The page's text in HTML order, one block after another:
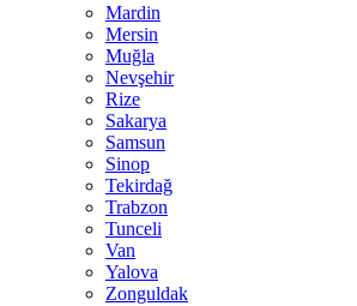
Mardin
Mersin
Muğla
Nevşehir
Rize
Sakarya
Samsun
Sinop
Tekirdağ
Trabzon
Tunceli
Van
Yalova
Zonguldak